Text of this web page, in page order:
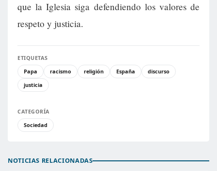
que la Iglesia siga defendiendo los valores de
respeto y justicia.
ETIQUETAS
Papa
racismo religión España
discurso
justicia
CATEGORÍA
Sociedad
NOTICIAS RELACIONADAS